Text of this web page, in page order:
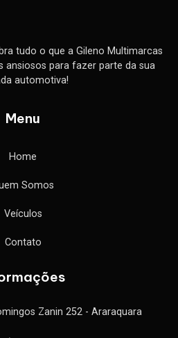
tudo o que a Gileno Multimarcas
ansiosos para fazer parte da sua
automotiva!
Menu
Home
Somos
Veículos
Contato
Zanin 252 - Araraquara